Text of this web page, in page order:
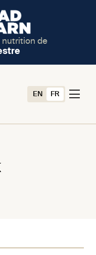
nutrition de
EN FR